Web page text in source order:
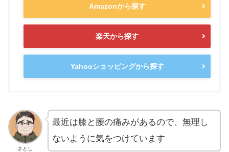
Amazonから探す
楽天から探す
Yahooショッピングから探す
さとし
最近は膝と腰の痛みがあるので、無理し
ないように気をつけています